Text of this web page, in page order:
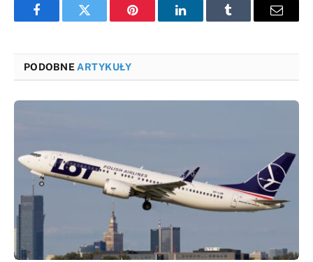
FacebookTwitter Pinterest LinkedInTumblr Email
PODOBNE ARTYKUŁY